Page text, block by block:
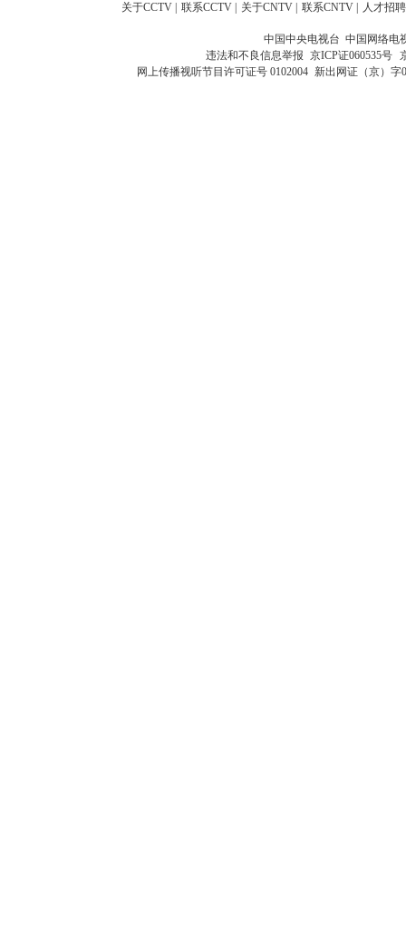
关于CCTV 联系CCTV 关于CNTV 联系CNTV 人才招聘
中国中央电视台 中国网络电
违法和不良信息举报 京ICP证060535号
网上传播视听节目许可证号 0102004 新出网证（京）